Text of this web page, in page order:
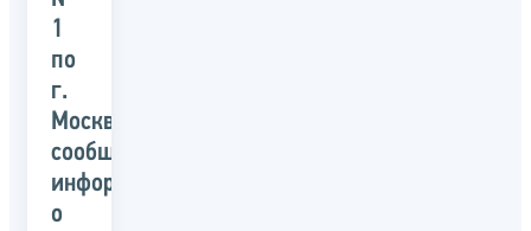
1
по
г.
Москве
сообщает
информацию
о